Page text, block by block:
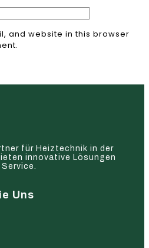
and website in this browser
für Heiztechnik in der
innovative Lösungen
Uns